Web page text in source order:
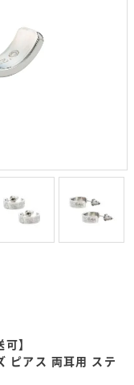
】
ピアス 両耳用 ステ